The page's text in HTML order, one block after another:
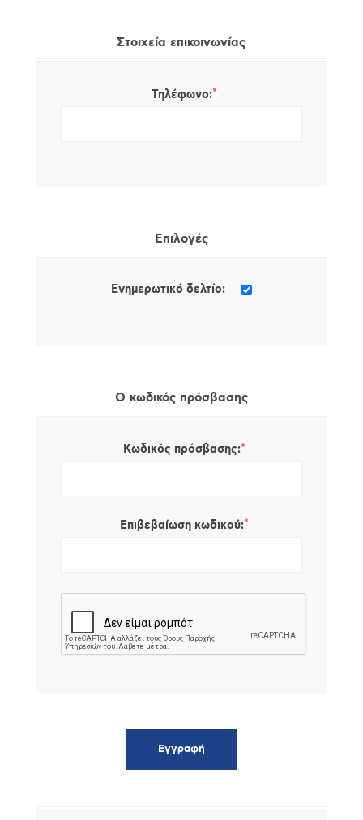
Στοιχεία επικοινωνίας
Τηλέφωνο:*
Επιλογές
Ενημερωτικό δελτίο:
Ο κωδικός πρόσβασης
Κωδικός πρόσβασης:*
Επιβεβαίωση κωδικού:*